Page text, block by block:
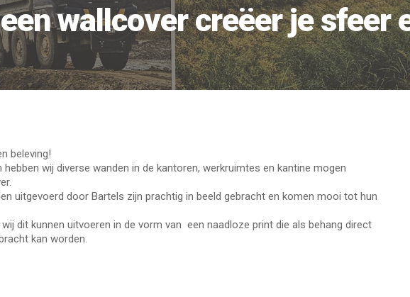
wallcover creëer je sfeer
beleving!
wij diverse wanden in de kantoren, werkruimtes en kantine mogen
uitgevoerd door Bartels zijn prachtig in beeld gebracht en komen mooi tot hun
dit kunnen uitvoeren in de vorm van een naadloze print die als behang direct
kan worden.